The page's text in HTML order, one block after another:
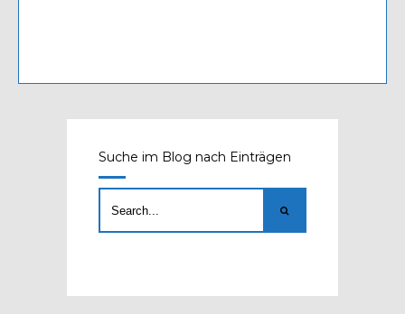
Suche im Blog nach Einträgen